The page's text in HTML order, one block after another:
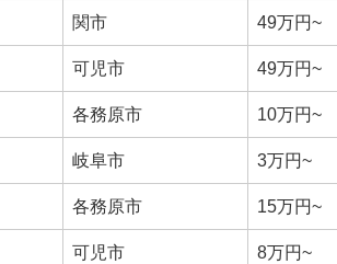
関市 49万円~
可児市 49万円~
各務原市 10万円~
岐阜市 3万円~
各務原市 15万円~
可児市 8万円~